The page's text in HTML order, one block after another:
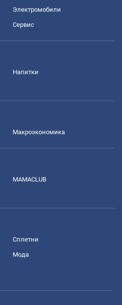
Электромобили
Сервис
Напитки
Mакроэкономика
MAMACLUB
Сплетни
Мода